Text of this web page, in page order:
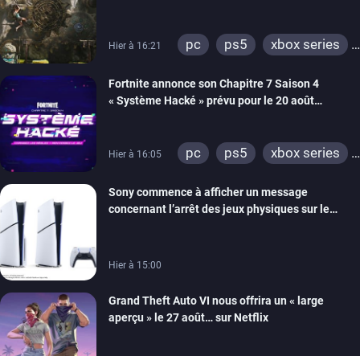
Hier à 16:21 pc ps5
xbox series
Fortnite annonce son Chapitre 7 Saison 4
« Système Hacké » prévu pour le 20 août
Hier à 16:05 pc ps5
xbox series
ps4
xbox one
switch 2
Sony commence à afficher un message
concernant l’arrêt des jeux physiques sur le
Hier à 15:00
Grand Theft Auto VI nous offrira un « large
aperçu » le 27 août… sur Netflix